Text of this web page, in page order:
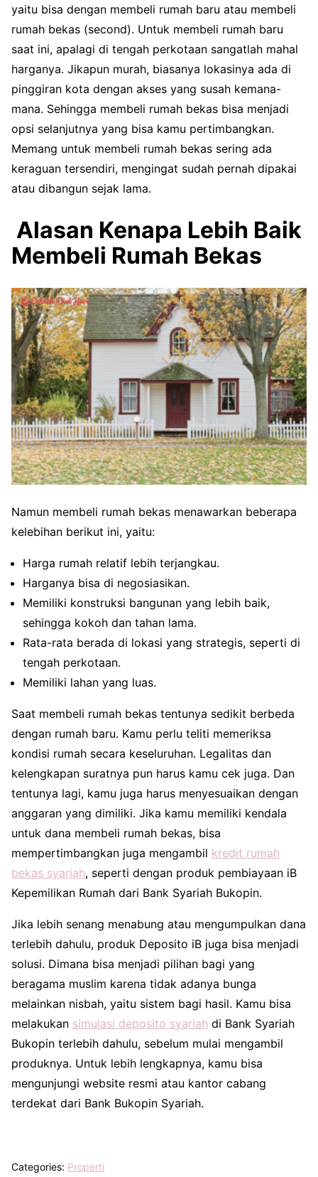
yaitu bisa dengan membeli rumah baru atau membeli
rumah bekas (second). Untuk membeli rumah baru
saat ini, apalagi di tengah perkotaan sangatlah mahal
harganya. Jikapun murah, biasanya lokasinya ada di
pinggiran kota dengan akses yang susah kemana-
mana. Sehingga membeli rumah bekas bisa menjadi
opsi selanjutnya yang bisa kamu pertimbangkan.
Memang untuk membeli rumah bekas sering ada
keraguan tersendiri, mengingat sudah pernah dipakai
atau dibangun sejak lama.
Alasan Kenapa Lebih Baik
Membeli Rumah Bekas
Namun membeli rumah bekas menawarkan beberapa
kelebihan berikut ini, yaitu:
Harga rumah relatif lebih terjangkau.
Harganya bisa di negosiasikan.
Memiliki konstruksi bangunan yang lebih baik,
sehingga kokoh dan tahan lama.
Rata-rata berada di lokasi yang strategis, seperti di
tengah perkotaan.
Memiliki lahan yang luas.
Saat membeli rumah bekas tentunya sedikit berbeda
dengan rumah baru. Kamu perlu teliti memeriksa
kondisi rumah secara keseluruhan. Legalitas dan
kelengkapan suratnya pun harus kamu cek juga. Dan
tentunya lagi, kamu juga harus menyesuaikan dengan
anggaran yang dimiliki. Jika kamu memiliki kendala
untuk dana membeli rumah bekas, bisa
mempertimbangkan juga mengambil kredit rumah
bekas syariah, seperti dengan produk pembiayaan iB
Kepemilikan Rumah dari Bank Syariah Bukopin.
Jika lebih senang menabung atau mengumpulkan dana
terlebih dahulu, produk Deposito iB juga bisa menjadi
solusi. Dimana bisa menjadi pilihan bagi yang
beragama muslim karena tidak adanya bunga
melainkan nisbah, yaitu sistem bagi hasil. Kamu bisa
melakukan simulasi deposito syariah di Bank Syariah
Bukopin terlebih dahulu, sebelum mulai mengambil
produknya. Untuk lebih lengkapnya, kamu bisa
mengunjungi website resmi atau kantor cabang
terdekat dari Bank Bukopin Syariah.
Categories: Properti